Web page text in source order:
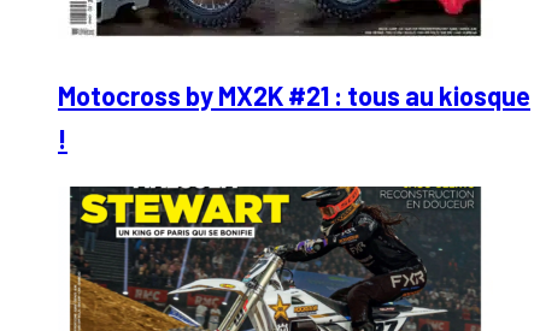
Motocross by MX2K #21 : tous au kiosque
!